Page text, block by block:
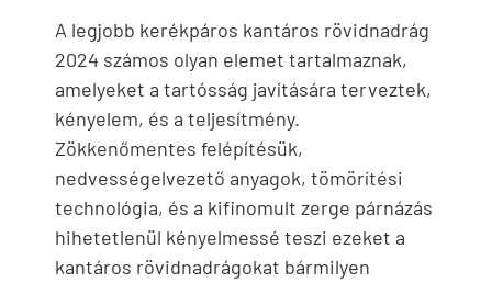
A legjobb kerékpáros kantáros rövidnadrág
2024 számos olyan elemet tartalmaznak,
amelyeket a tartósság javítására terveztek,
kényelem, és a teljesítmény.
Zökkenőmentes felépítésük,
nedvességelvezető anyagok, tömörítési
technológia, és a kifinomult zerge párnázás
hihetetlenül kényelmessé teszi ezeket a
kantáros rövidnadrágokat bármilyen